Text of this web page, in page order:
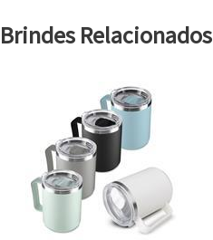
Brindes Relacionados